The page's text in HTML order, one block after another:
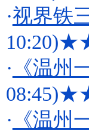
·视界铁
10:20)
· 《温州
08:45)
· 《温州